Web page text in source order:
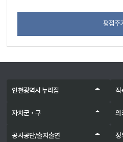
평점주기
인천광역시 누리집 직
자치군‧구 의
공사공단/출자출연 정